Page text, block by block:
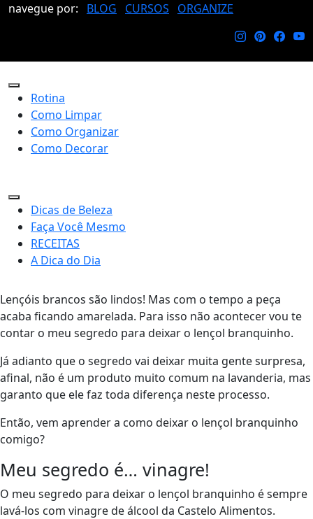
navegue por: BLOG CURSOS ORGANIZE
Rotina
Como Limpar
Como Organizar
Como Decorar
Dicas de Beleza
Faça Você Mesmo
RECEITAS
A Dica do Dia
Lençóis brancos são lindos! Mas com o tempo a peça
acaba ficando amarelada. Para isso não acontecer vou te
contar o meu segredo para deixar o lençol branquinho.
Já adianto que o segredo vai deixar muita gente surpresa,
afinal, não é um produto muito comum na lavanderia, mas
garanto que ele faz toda diferença neste processo.
Então, vem aprender a como deixar o lençol branquinho
comigo?
Meu segredo é… vinagre!
O meu segredo para deixar o lençol branquinho é sempre
lavá-los com vinagre de álcool da Castelo Alimentos.